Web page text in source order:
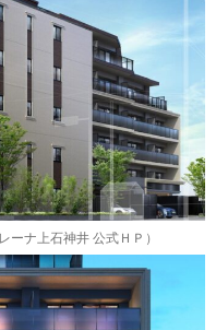
ナ上石神井 公式ＨＰ）